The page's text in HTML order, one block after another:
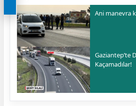
Ani manevra
Gaziantep’te
Kaçamadılar!